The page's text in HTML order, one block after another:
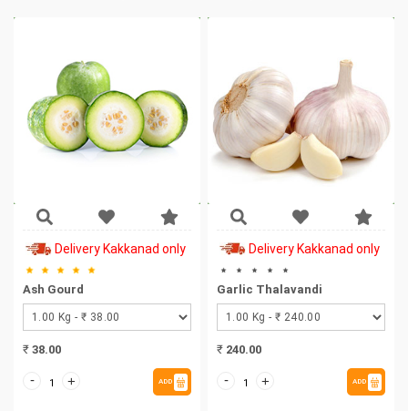
Delivery Kakkanad only
Ash Gourd
₹ 38.00
- + ADD
Delivery Kakkanad only
Garlic Thalavandi
₹ 240.00
- + ADD